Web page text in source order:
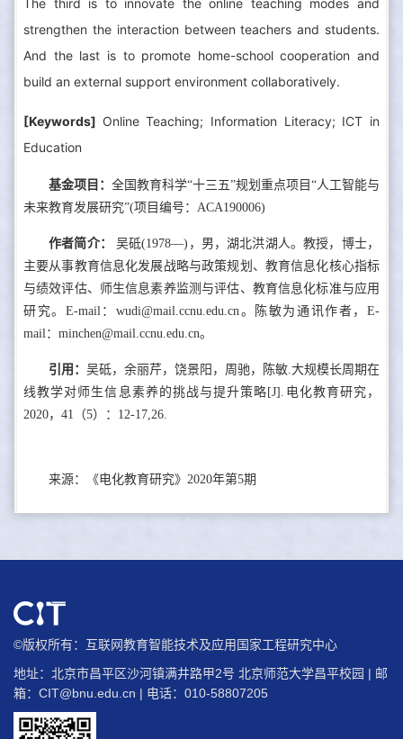
The third is to innovate the online teaching modes and
strengthen the interaction between teachers and students.
And the last is to promote home-school cooperation and
build an external support environment collaboratively.
[Keywords] Online Teaching; Information Literacy; ICT in
Education
基金项目： 全国教育科学“十三五”规划重点项目“人工智能与
未来教育发展研究”(项目编号：ACA190006)
作者简介：
吴砥(1978—)，男，湖北洪湖人。教授，博士，
主要从事教育信息化发展战略与政策规划、教育信息化核心指标
与绩效评估、师生信息素养监测与评估、教育信息化标准与应用
研究。E-mail：wudi@mail.ccnu.edu.cn。陈敏为通讯作者，E-
mail：minchen@mail.ccnu.edu.cn。
引用： 吴砥，余丽芹，饶景阳，周驰，陈敏.大规模长周期在
线教学对师生信息素养的挑战与提升策略[J].电化教育研究，
2020，41（5）：12-17,26.
来源：《电化教育研究》2020年第5期
©版权所有：互联网教育智能技术及应用国家工程研究中心
地址：北京市昌平区沙河镇满井路甲2号 北京师范大学昌平校园 | 邮
箱： CIT@bnu.edu.cn | 电话：010-58807205